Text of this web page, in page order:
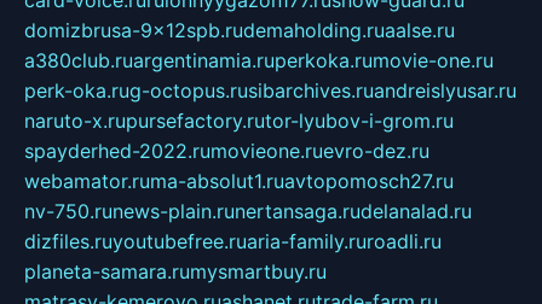
domizbrusa-9x12spb.rudemaholding.ruaalse.ru
a380club.ruargentinamia.ruperkoka.rumovie-one.ru
perk-oka.rug-octopus.rusibarchives.ruandreislyusar.ru
naruto-x.rupursefactory.rutor-lyubov-i-grom.ru
spayderhed-2022.rumovieone.ruevro-dez.ru
webamator.ruma-absolut1.ruavtopomosch27.ru
nv-750.runews-plain.runertansaga.rudelanalad.ru
dizfiles.ruyoutubefree.ruaria-family.ruroadli.ru
planeta-samara.rumysmartbuy.ru